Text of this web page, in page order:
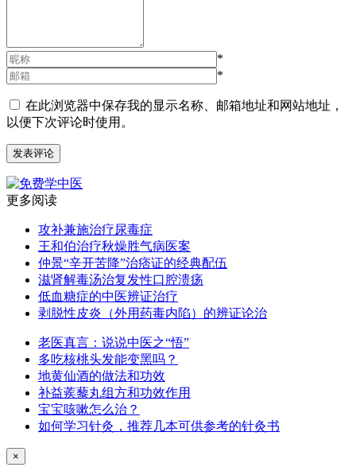
*
*
在此浏览器中保存我的显示名称、邮箱地址和网站地址，
以便下次评论时使用。
更多阅读
攻补兼施治疗尿毒症
王和伯治疗秋燥胜气病医案
仲景“辛开苦降”治痞证的经典配伍
滋肾解毒汤治复发性口腔溃疡
低血糖症的中医辨证治疗
剥脱性皮炎（外用药毒内陷）的辨证论治
老医真言：说说中医之“悟”
多吃核桃头发能变黑吗？
地黄仙酒的做法和功效
补益蒺藜丸组方和功效作用
宝宝咳嗽怎么治？
如何学习针灸，推荐几本可供参考的针灸书
×